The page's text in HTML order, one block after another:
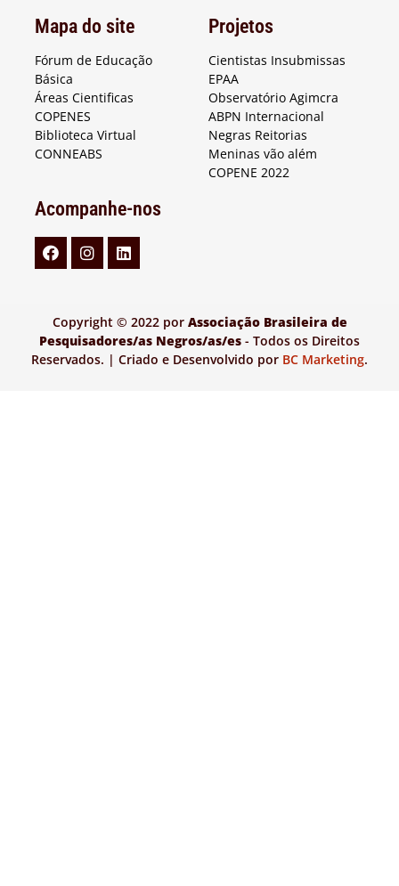
Mapa do site
Fórum de Educação
Básica
Áreas Cientificas
COPENES
Biblioteca Virtual
CONNEABS
Projetos
Cientistas Insubmissas
EPAA
Observatório Agimcra
ABPN Internacional
Negras Reitorias
Meninas vão além
COPENE 2022
Acompanhe-nos
Copyright © 2022 por Associação Brasileira de
Pesquisadores/as Negros/as/es - Todos os Direitos
Reservados. | Criado e Desenvolvido por BC Marketing.